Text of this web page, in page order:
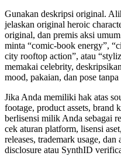
Gunakan deskripsi original.
jelaskan original heroic
original, dan premis aksi
minta “comic-book energy”,
city rooftop action”, atau
memakai celebrity,
mood, pakaian, dan pose
Jika Anda memiliki hak atas
footage, product assets, brand
berlisensi milik Anda sebagai
cek aturan platform, lisensi
releases, trademark usage,
disclosure atau SynthID